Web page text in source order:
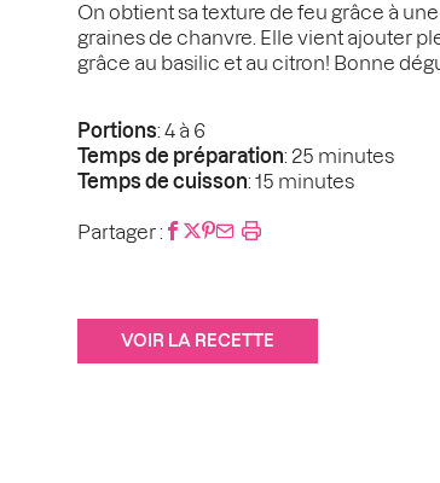
On obtient sa texture de feu grâce à
graines de chanvre. Elle vient ajouter
grâce au basilic et au citron! Bonne
Portions: 4 à 6
Temps de préparation: 25 minutes
Temps de cuisson: 15 minutes
Partager :
VOIR LA RECETTE